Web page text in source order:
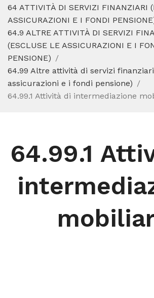
CODICE ATECO A COSA SERVE
REGIME FORFETTARIO
CODICE FISCALE
64 ATTIVITÀ DI SERVIZI FINANZIARI
ASSICURAZIONI E I FONDI
64.9 ALTRE ATTIVITÀ DI SERVIZI
(ESCLUSE LE ASSICURAZIONI E I
PENSIONE)
64.99 Altre attività di servizi
assicurazioni e i fondi pensione)
64.99.1 Attività di intermediazione
64.99.1